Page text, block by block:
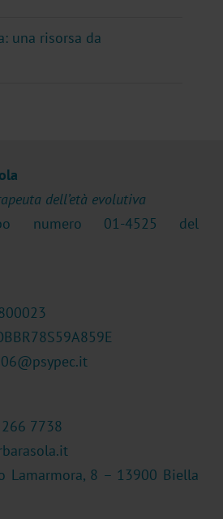
una risorsa da
dell’età evolutiva
numero 01-4525 del
7738
Lamarmora, 8 – 13900 Biella